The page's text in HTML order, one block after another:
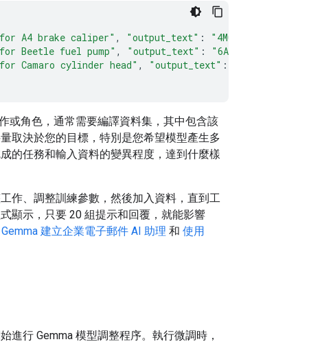
A4 brake caliper" , "output_text" : "4M0615107BS"
Beetle fuel pump" , "output_text" : "6A127026H"
Camaro cylinder head" , "output_text" :
或角色，通常需要編譯資料集，其中包含該
取決於您的目標，特別是您希望模型產生多
的任務和輸入資料的變異程度，達到什麼樣
作、調整訓練參數，然後加入資料，直到工
顯示，只要 20 組提示和回覆，就能影響
建立企業電子郵件 AI 助理 和 使用
進行 Gemma 模型調整程序。執行微調時，